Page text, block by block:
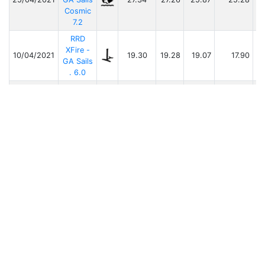
Cosmic
7.2
10/04/2021
RRD
XFire -
GA Sails
. 6.0
19.30 19.28 19.07 17.90